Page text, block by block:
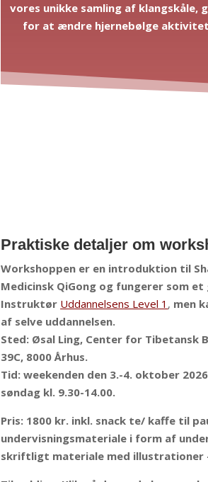
vores unikke samling af
for at ændre hjernebølge
Praktiske detaljer om
Workshoppen er en introduktion til
Medicinsk QiGong og fungerer som
Instruktør Uddannelsens Level 1 , men
af selve uddannelsen.
Sted: Øsal Ling, Center for Tibetansk
39C, 8000 Århus.
Tid: weekenden den 3.-4. oktober
søndag kl. 9.30-14.00.
Pris: 1800 kr. inkl. snack te/ kaffe til
undervisningsmateriale i form af
skriftligt materiale med illustrationer